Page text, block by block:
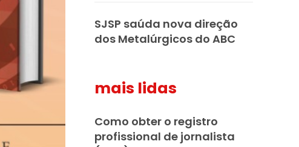
SJSP saúda nova direção
dos Metalúrgicos do ABC
mais lidas
Como obter o registro
profissional de jornalista